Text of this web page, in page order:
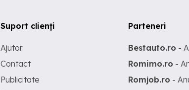
Suport clienți
Ajutor
Contact
Publicitate
Parteneri
Bestauto.ro -
Romimo.ro -
Romjob.ro -